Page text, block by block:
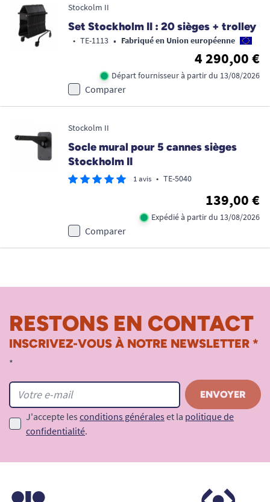
Stockolm II
Set Stockholm II : 20 sièges + trolley
• TE-1113 • Fabriqué en Union européenne
4 290,00 €
Départ fournisseur à partir du 13/08/2026
Comparer
Stockolm II
Socle mural pour 5 cannes sièges
Stockholm II
1 avis • TE-5040
139,00 €
Expédié à partir du 13/08/2026
Comparer
RESTONS EN CONTACT
INSCRIVEZ-VOUS À NOTRE NEWSLETTER *
*
J'accepte les conditions générales et la politique de
confidentialité.